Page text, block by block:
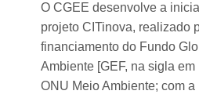
O CGEE desenvolve a
projeto CITinova, realizado
financiamento do Fundo
Ambiente [GEF, na sigla
ONU Meio Ambiente; com